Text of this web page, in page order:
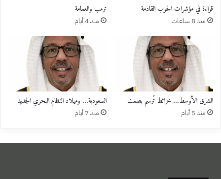
قراءة في مؤشرات الحرب القادمة
منذ 8 ساعات
ترمب والعمامة
منذ 4 أيام
الشرق الأوسط… خرائط تُرسم بصمت
منذ 5 أيام
السعودية… وميلاد النظام البحري الجديد
منذ 7 أيام